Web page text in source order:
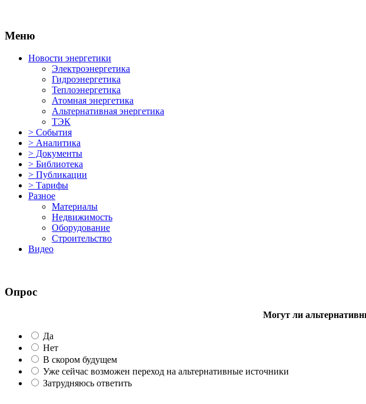
Меню
Новости энергетики
Электроэнергетика
Гидроэнергетика
Теплоэнергетика
Атомная энергетика
Альтернативная энергетика
ТЭК
> События
> Аналитика
> Документы
> Библиотека
> Публикации
> Тарифы
Разное
Материалы
Недвижимость
Оборудование
Строительство
Видео
Опрос
Могут ли
Да
Нет
В скором будущем
Уже сейчас возможен переход на альтернативные источники
Затрудняюсь ответить